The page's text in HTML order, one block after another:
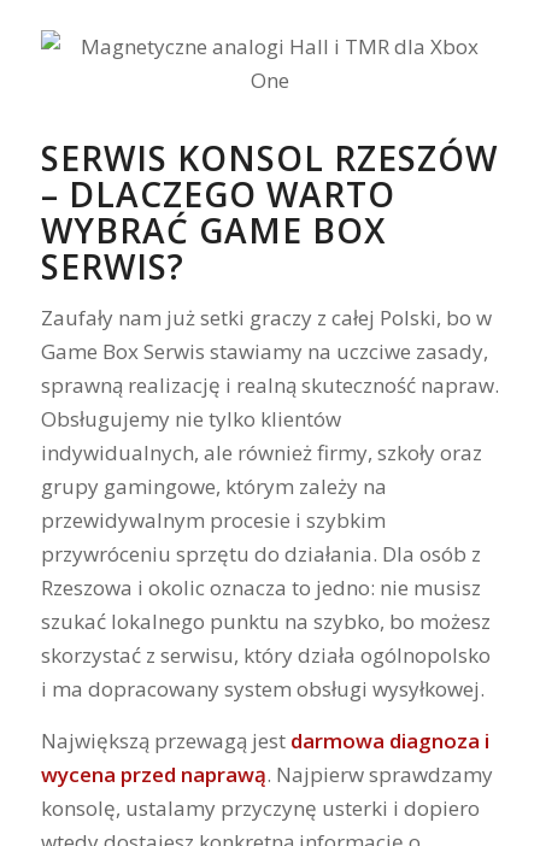
SERWIS KONSOL RZESZÓW
– DLACZEGO WARTO
WYBRAĆ GAME BOX
SERWIS?
Zaufały nam już setki graczy z całej Polski, bo w
Game Box Serwis stawiamy na uczciwe zasady,
sprawną realizację i realną skuteczność napraw.
Obsługujemy nie tylko klientów
indywidualnych, ale również firmy, szkoły oraz
grupy gamingowe, którym zależy na
przewidywalnym procesie i szybkim
przywróceniu sprzętu do działania. Dla osób z
Rzeszowa i okolic oznacza to jedno: nie musisz
szukać lokalnego punktu na szybko, bo możesz
skorzystać z serwisu, który działa ogólnopolsko
i ma dopracowany system obsługi wysyłkowej.
Największą przewagą jest darmowa diagnoza i
wycena przed naprawą. Najpierw sprawdzamy
konsolę, ustalamy przyczynę usterki i dopiero